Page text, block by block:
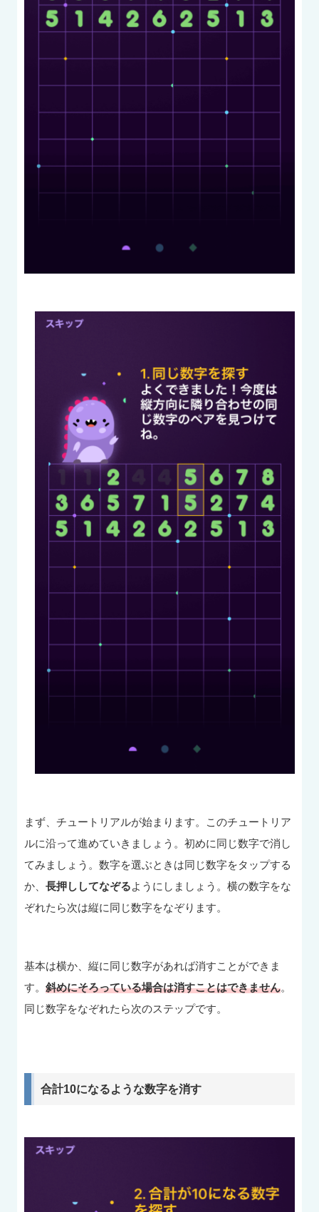
まず、チュートリアルが始まります。このチュートリア
ルに沿って進めていきましょう。初めに同じ数字で消し
てみましょう。数字を選ぶときは同じ数字をタップする
か、 長押ししてなぞるようにしましょう。横の数字をな
ぞれたら次は縦に同じ数字をなぞります。
基本は横か、縦に同じ数字があれば消すことができま
す。 斜めにそろっている場合は消すことはできません。
同じ数字をなぞれたら次のステップです。
合計10になるような数字を消す